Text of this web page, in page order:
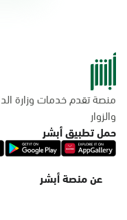
منصة تقدم خدمات وزارة
والزوار
حمل تطبيق أبشر
عن منصة أبشر